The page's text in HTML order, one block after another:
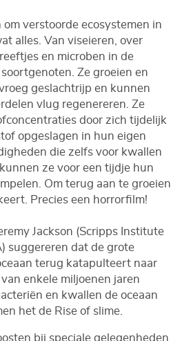
verstoorde ecosystemen in
alles. Van viseieren, over
en microben in de
Ze groeien en
geslachtrijp en kunnen
vlug regenereren. Ze
door zich tijdelijk
opgeslagen in hun eigen
die zelfs voor kwallen
ze voor een tijdje hun
Om terug aan te groeien
Precies een horrorfilm!
Jackson (Scripps Institute
suggereren dat de grote
terug katapulteert naar
enkele miljoenen jaren
en kwallen de oceaan
het de Rise of slime.
bij speciale gelegenheden